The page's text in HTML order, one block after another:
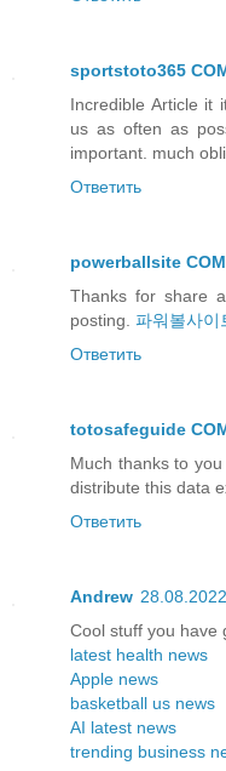
sportstoto365
Incredible Article it
us as often as
important. much
Ответить
powerballsite COM
Thanks for share
posting. 파워볼사이
Ответить
totosafeguide
Much thanks to
distribute this data
Ответить
Andrew
Cool stuff you have
latest health news
Apple news
basketball us news
AI latest news
trending business